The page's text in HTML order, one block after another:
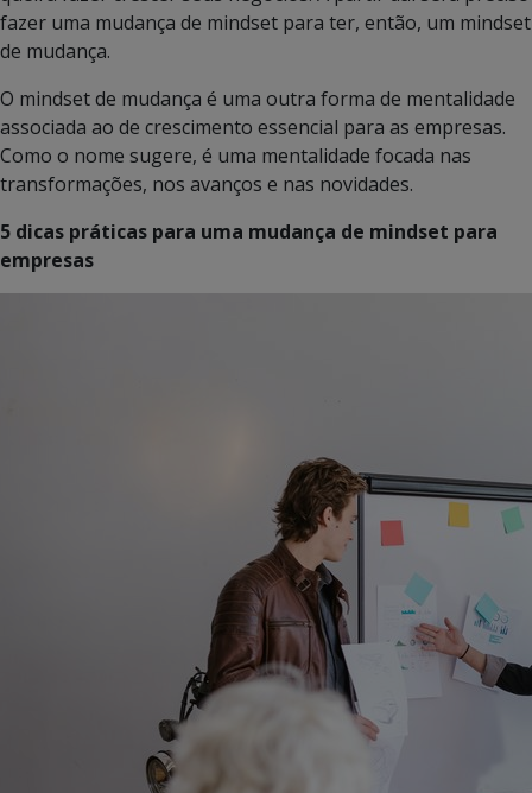
fazer uma mudança de mindset para ter, então, um mindset
de mudança.
O mindset de mudança é uma outra forma de mentalidade
associada ao de crescimento essencial para as empresas.
Como o nome sugere, é uma mentalidade focada nas
transformações, nos avanços e nas novidades.
5 dicas práticas para uma mudança de mindset para
empresas